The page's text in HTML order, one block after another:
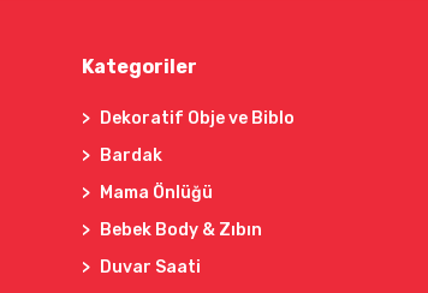
Kategoriler
Dekoratif Obje ve Biblo
Bardak
Mama Önlüğü
Bebek Body & Zıbın
Duvar Saati